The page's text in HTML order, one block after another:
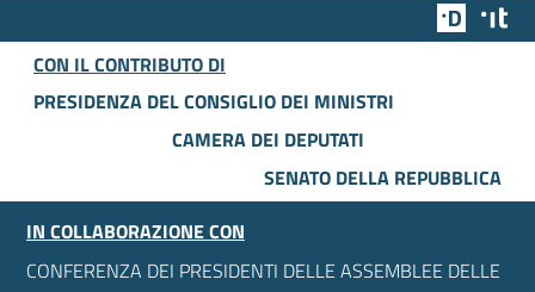
Team
CON IL CONTRIBUTO DI
PRESIDENZA DEL CONSIGLIO DEI MINISTRI
CAMERA DEI DEPUTATI
SENATO DELLA REPUBBLICA
IN COLLABORAZIONE CON
CONFERENZA DEI PRESIDENTI DELLE ASSEMBLEE DELLE